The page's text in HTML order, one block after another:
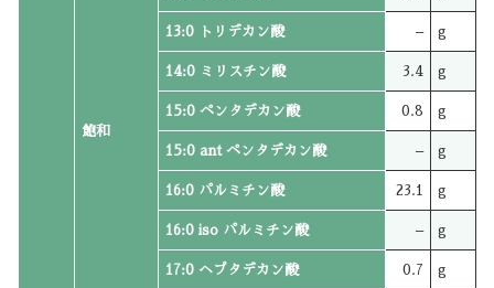
飽和
13:0 トリデカン酸 – g
14:0 ミリスチン酸 3.4 g
15:0 ペンタデカン酸 0.8 g
15:0 ant ペンタデカン酸 – g
16:0 パルミチン酸 23.1 g
16:0 iso パルミチン酸 – g
17:0 ヘプタデカン酸 0.7 g